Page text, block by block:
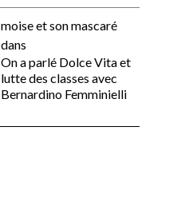
moise et son mascaré
dans
On a parlé Dolce Vita et
lutte des classes avec
Bernardino Femminielli